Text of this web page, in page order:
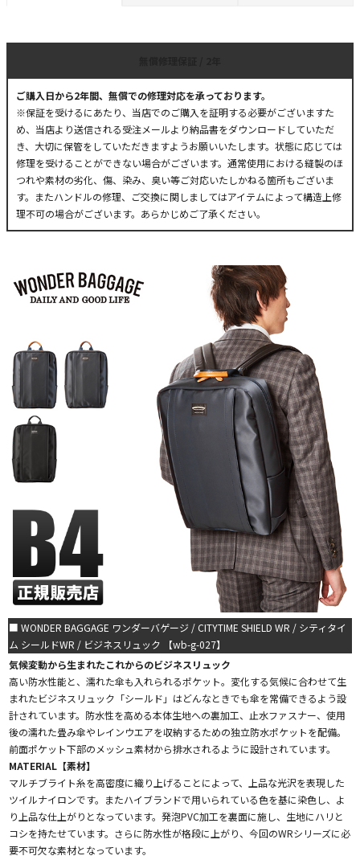
ご購入日から2年間、無償での修理対応を承っております。
※保証を受けるにあたり、当店でのご購入を証明する必要がございますた
め、当店より送信される受注メールより納品書をダウンロードしていただ
き、大切に保管をしていただきますようお願いいたします。状態に応じては
修理を受けることができない場合がございます。通常使用における縫製のほ
つれや素材の劣化、傷、染み、臭い等ご対応いたしかねる箇所もございま
す。またハンドルの修理、ご交換に関しましてはアイテムによって構造上修
理不可の場合がございます。あらかじめご了承ください。
■ WONDER BAGGAGE ワンダーバゲージ / CITYTIME SHIELD WR / シティタイ
ム シールドWR / ビジネスリュック 【wb-g-027】
気候変動から生まれたこれからのビジネスリュック
高い防水性能と、濡れた傘も入れられるポケット。変化する気候に合わせて生
まれたビジネスリュック「シールド」はどんなときでも傘を常備できるよう設
計されています。防水性を高める本体生地への裏加工、止水ファスナー、使用
後の濡れた畳み傘やレインウエアを収納するための独立防水ポケットを配備。
前面ポケット下部のメッシュ素材から排水されるように設計されています。
MATERIAL【素材】
マルチブライト糸を高密度に織り上げることによって、上品な光沢を表現した
ツイルナイロンです。またハイブランドで用いられている色を基に染色し、よ
り上品な仕上がりとなっています。発泡PVC加工を裏面に施し、生地にハリと
コシを持たせています。さらに防水性が格段に上がり、今回のWRシリーズに必
要不可欠な素材となっています。